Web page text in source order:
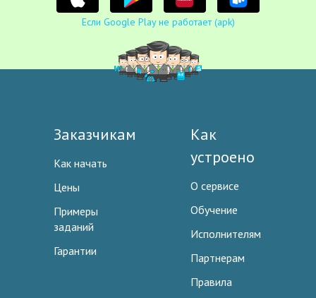
Если Google Play не работает (apk)
Заказчикам
Как начать
Цены
Примеры
заданий
Гарантии
Как
устроено
О сервисе
Обучение
Исполнителям
Партнерам
Правила